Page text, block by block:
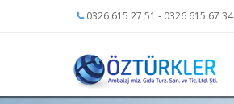
0326 615 27 51 - 0326 615 67 34